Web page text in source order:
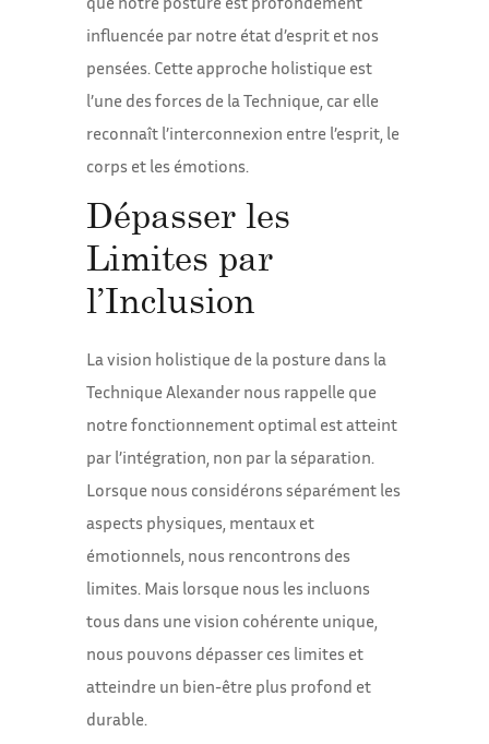
influencée par notre état d’esprit et nos
pensées. Cette approche holistique est
l’une des forces de la Technique, car elle
reconnaît l’interconnexion entre l’esprit, le
corps et les émotions.
Dépasser les
Limites par
l’Inclusion
La vision holistique de la posture dans la
Technique Alexander nous rappelle que
notre fonctionnement optimal est atteint
par l’intégration, non par la séparation.
Lorsque nous considérons séparément les
aspects physiques, mentaux et
émotionnels, nous rencontrons des
limites. Mais lorsque nous les incluons
tous dans une vision cohérente unique,
nous pouvons dépasser ces limites et
atteindre un bien-être plus profond et
durable.